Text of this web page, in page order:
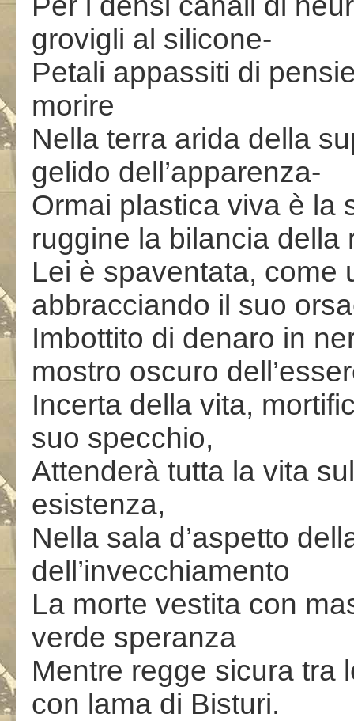
grovigli al silicone-
Petali appassiti di
morire
Nella terra arida della
gelido dell’apparenza-
Ormai plastica viva è la
ruggine la bilancia della
Lei è spaventata, come
abbracciando il suo
Imbottito di denaro in
mostro oscuro
Incerta della vita,
suo specchio,
Attenderà tutta la vita
esistenza,
Nella sala d’aspetto
dell’invecchiamento
La morte vestita con
verde speranza
Mentre regge sicura tra
con lama di Bisturi.